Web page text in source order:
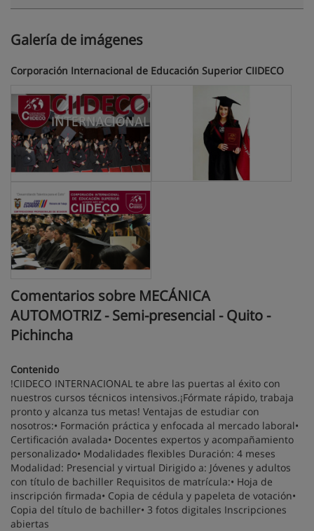
Galería de imágenes
Corporación Internacional de Educación Superior CIIDECO
Comentarios sobre MECÁNICA
AUTOMOTRIZ - Semi-presencial - Quito -
Pichincha
Contenido
!CIIDECO INTERNACIONAL te abre las puertas al éxito con
nuestros cursos técnicos intensivos.¡Fórmate rápido, trabaja
pronto y alcanza tus metas! Ventajas de estudiar con
nosotros:• Formación práctica y enfocada al mercado laboral•
Certificación avalada• Docentes expertos y acompañamiento
personalizado• Modalidades flexibles Duración: 4 meses
Modalidad: Presencial y virtual Dirigido a: Jóvenes y adultos
con título de bachiller Requisitos de matrícula:• Hoja de
inscripción firmada• Copia de cédula y papeleta de votación•
Copia del título de bachiller• 3 fotos digitales Inscripciones
abiertas